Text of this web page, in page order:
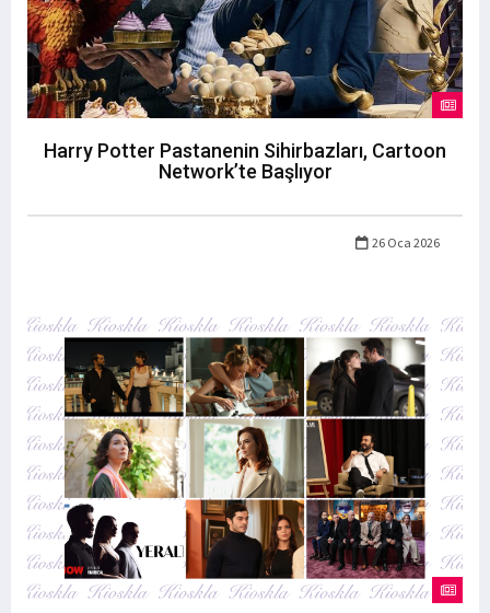
Harry Potter Pastanenin Sihirbazları, Cartoon
Network’te Başlıyor
26 Oca 2026